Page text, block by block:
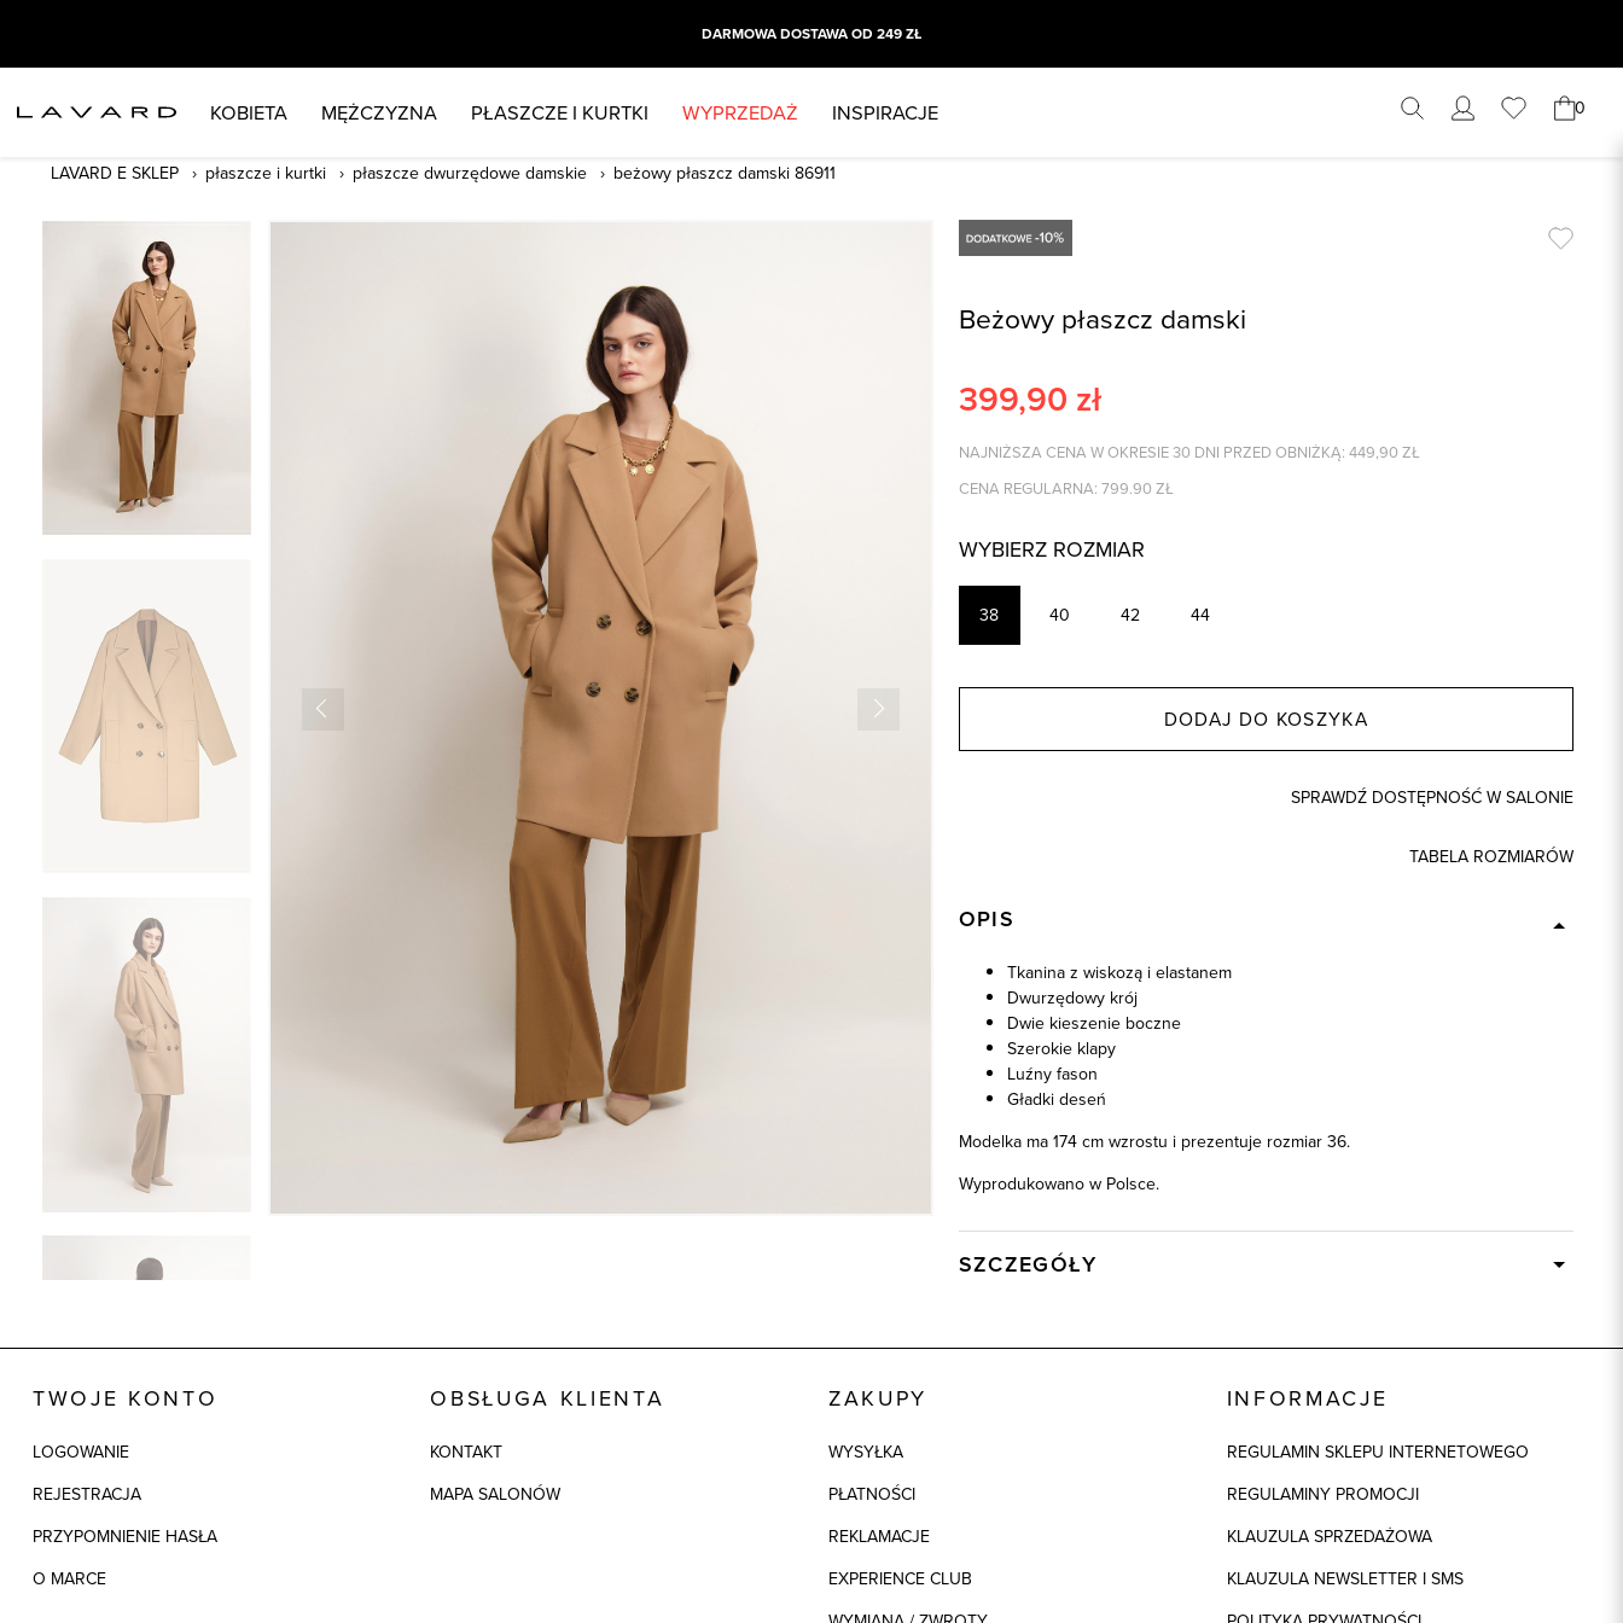
DARMOWA DOSTAWA OD 249 ZŁ
KOBIETA MĘŻCZYZNA PŁASZCZE I KURTKI WYPRZEDAŻ INSPIRACJE 0
LAVARD E SKLEP płaszcze i kurtki płaszcze dwurzędowe damskie beżowy płaszcz damski 86911
Beżowy płaszcz damski
399,90 zł
NAJNIŻSZA CENA W OKRESIE 30 DNI PRZED OBNIŻKĄ: 449,90 ZŁ
CENA REGULARNA: 799.90 ZŁ
WYBIERZ ROZMIAR
38 40 42 44
DODAJ DO KOSZYKA
SPRAWDŹ DOSTĘPNOŚĆ W SALONIE
TABELA ROZMIARÓW
OPIS
Tkanina z wiskozą i elastanem
Dwurzędowy krój
Dwie kieszenie boczne
Szerokie klapy
Luźny fason
Gładki deseń
Modelka ma 174 cm wzrostu i prezentuje rozmiar 36.
Wyprodukowano w Polsce.
SZCZEGÓŁY
Kod produktu:
86911
65% Poliester, 32% Wiskoza, 3% Elastan
TWOJE KONTO
LOGOWANIE
REJESTRACJA
PRZYPOMNIENIE HASŁA
O MARCE
OBSŁUGA KLIENTA
KONTAKT
MAPA SALONÓW
ZAKUPY
WYSYŁKA
PŁATNOŚCI
REKLAMACJE
EXPERIENCE CLUB
INFORMACJE
REGULAMIN SKLEPU INTERNETOWEGO
REGULAMINY PROMOCJI
KLAUZULA SPRZEDAŻOWA
KLAUZULA NEWSLETTER I SMS